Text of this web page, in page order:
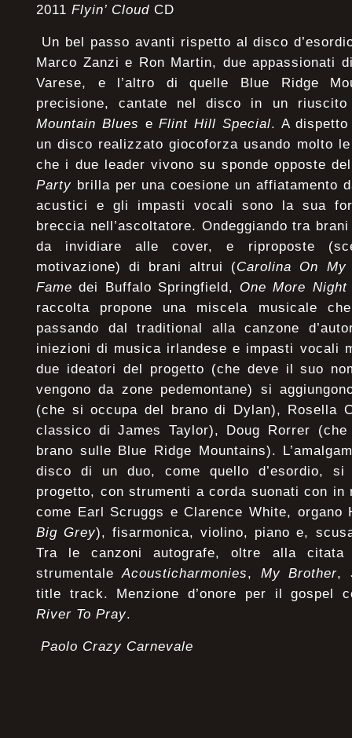
2011 Flyin’ Cloud CD
Un bel passo avanti rispetto al disco
Marco Zanzi e Ron Martin, due appassionati
Varese, e l’altro di quelle Blue Ridge
precisione, cantate nel disco in un
Mountain Blues eFlint Hill Special. A
un disco realizzato giocoforza usando molto
che i due leader vivono su sponde opposte
Party brilla per una coesione un affiatamento
acustici e gli impasti vocali sono la sua
breccia nell’ascoltatore. Ondeggiando tra
da invidiare alle cover, e riproposte
motivazione) di brani altrui (Carolina On My
Famedei Buffalo Springfield, One More
raccolta propone una miscela musicale
passando dal traditional alla canzone
iniezioni di musica irlandese e impasti vocali
due ideatori del progetto (che deve il suo
vengono da zone pedemontane) si
(che si occupa del brano di Dylan), Rosella
classico di James Taylor), Doug Rorrer
brano sulle Blue Ridge Mountains).
disco di un duo, come quello d’esordio,
progetto, con strumenti a corda suonati con in
come Earl Scruggs e Clarence White, organo
Big Grey), fisarmonica, violino, piano e,
Tra le canzoni autografe, oltre alla
strumentaleAcousticharmonies, My Brother,
title track. Menzione d’onore per il gospel
River To Pray.
Paolo Crazy Carnevale